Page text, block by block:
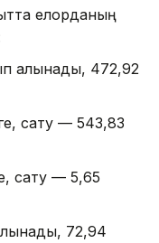
елорданың
алынады, 472,92
сату — 543,83
сату — 5,65
72,94